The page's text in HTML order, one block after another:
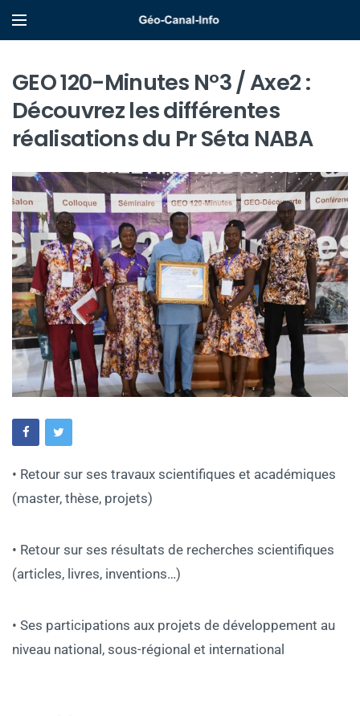
GEO 120-Minutes N°3 / Axe2 :
Découvrez les différentes
réalisations du Pr Séta NABA
• Retour sur ses travaux scientifiques et académiques
(master, thèse, projets)
• Retour sur ses résultats de recherches scientifiques
(articles, livres, inventions…)
• Ses participations aux projets de développement au
niveau national, sous-régional et international